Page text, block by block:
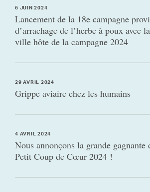
6 JUIN 2024
Lancement de la 18e campagne
d’arrachage de l’herbe à poux avec
ville hôte de la campagne 2024
29 AVRIL 2024
Grippe aviaire chez les humains
4 AVRIL 2024
Nous annonçons la grande gagnante
Petit Coup de Cœur 2024 !